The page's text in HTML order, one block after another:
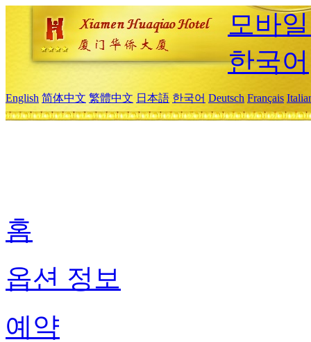
모바
한국어
English 简体中文 繁體中文 日本語 한국어 Deutsch Français
홈
옵션 정보
예약